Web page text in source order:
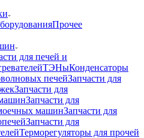
Прочее
для печей и
ТЭНыКонденсаторы
печейЗапчасти для
Запчасти для
Запчасти для
машинЗапчасти для
Запчасти для
Терморегуляторы для прочей